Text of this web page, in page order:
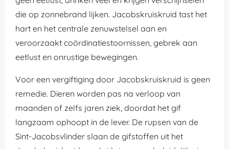
die op zonnebrand lijken. Jacobskruiskruid tast het
hart en het centrale zenuwstelsel aan en
veroorzaakt coördinatiestoornissen, gebrek aan
eetlust en onrustige bewegingen.
Voor een vergiftiging door Jacobskruiskruid is geen
remedie. Dieren worden pas na verloop van
maanden of zelfs jaren ziek, doordat het gif
langzaam ophoopt in de lever. De rupsen van de
Sint-Jacobsvlinder slaan de gifstoffen uit het